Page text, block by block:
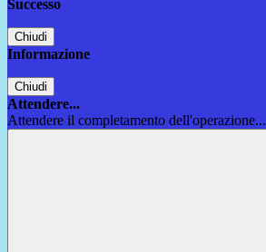
Successo
Chiudi
Informazione
Chiudi
Attendere...
Attendere il completamento dell'operazione...